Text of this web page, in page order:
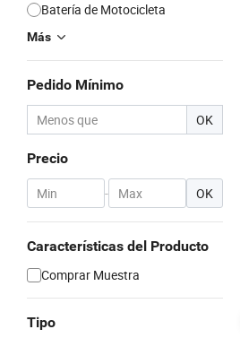
Batería de Motocicleta
Más
Pedido Mínimo
OK
Precio
- OK
Características del Producto
Comprar Muestra
Tipo